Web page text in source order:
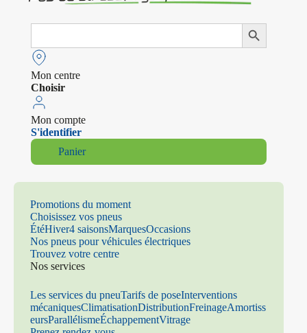
Search
Search Button
Mon centre
Choisir
Mon compte
S'identifier
Panier
Promotions du moment
Choisissez vos pneus
ÉtéHiver4 saisonsMarquesOccasions
Nos pneus pour véhicules électriques
Trouvez votre centre
Nos services
Les services du pneuTarifs de poseInterventions
mécaniquesClimatisationDistributionFreinageAmortiss
eursParallélismeÉchappementVitrage